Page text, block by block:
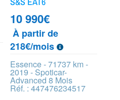
10 990€
À partir de
218€/mois
Essence - 71737 km -
2019 - Spoticar-
Advanced 8 Mois
Réf. : 447476234517